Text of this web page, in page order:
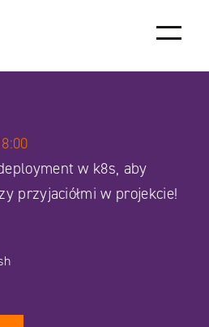
w k8s, aby
przyjaciółmi w projekcie!